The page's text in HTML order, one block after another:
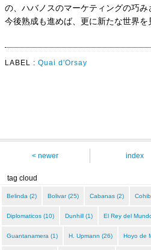
の、ハバノスのマーケティングの巧み
今後熟成も進めば、更に新たな世界を
LABEL : Quai d'Orsay
< newer index
tag cloud
Belinda (2) Bolivar (25) Cabanas (2)
Diplomaticos (10) Dunhill (1) El Rey del
Guantanamera (1) H. Upmann (26) Hoyo de